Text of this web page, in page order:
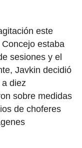
este
estaba
sesiones y el
Javkin decidió
diez
sobre medidas
de choferes